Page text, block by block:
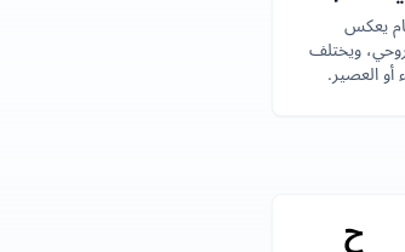
يعكس
ويختلف
العصير.
ح